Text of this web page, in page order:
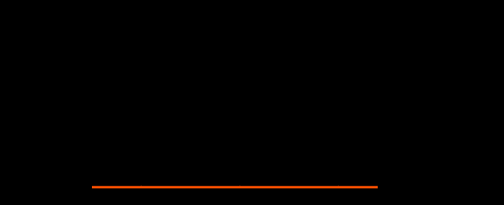
_____________________________